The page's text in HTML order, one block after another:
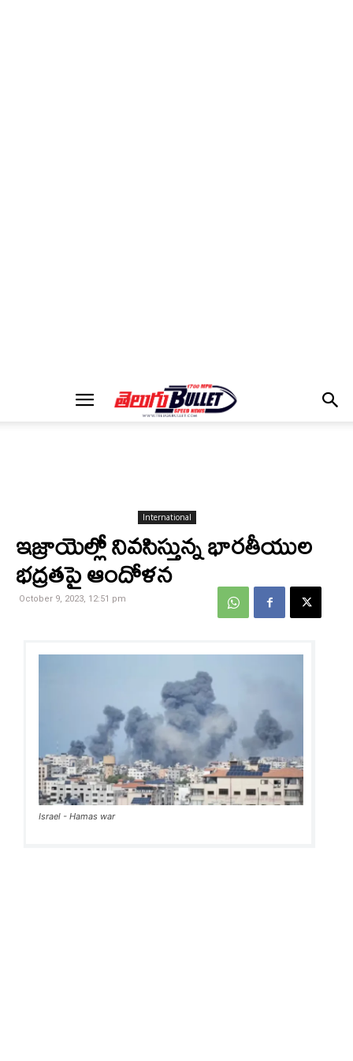
International
ఇజ్రాయెల్లో నివసిస్తున్న భారతీయుల
భద్రతపై ఆందోళన
October 9, 2023, 12:51 pm
Israel - Hamas war